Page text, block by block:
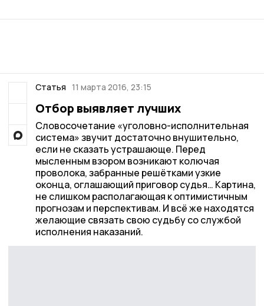
Статья 11 марта 2016, 23:15
Отбор выявляет лучших
Словосочетание «уголовно-исполнительная
система» звучит достаточно внушительно,
если не сказать устрашающе. Перед
мысленным взором возникают колючая
проволока, забранные решётками узкие
оконца, оглашающий приговор судья… Картина,
не слишком располагающая к оптимистичным
прогнозам и перспективам. И всё же находятся
желающие связать свою судьбу со службой
исполнения наказаний.